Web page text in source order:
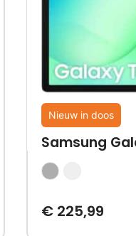
Nieuw in doos
Samsung
€ 225,99